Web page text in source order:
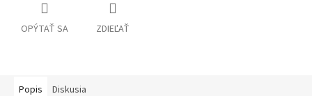
OPÝTAŤ SA ZDIEĽAŤ
Popis Diskusia